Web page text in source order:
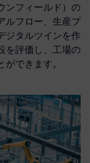
ンフィールド）の
ルフロー、生産プ
ジタルツインを作
を評価し、工場の
できます。